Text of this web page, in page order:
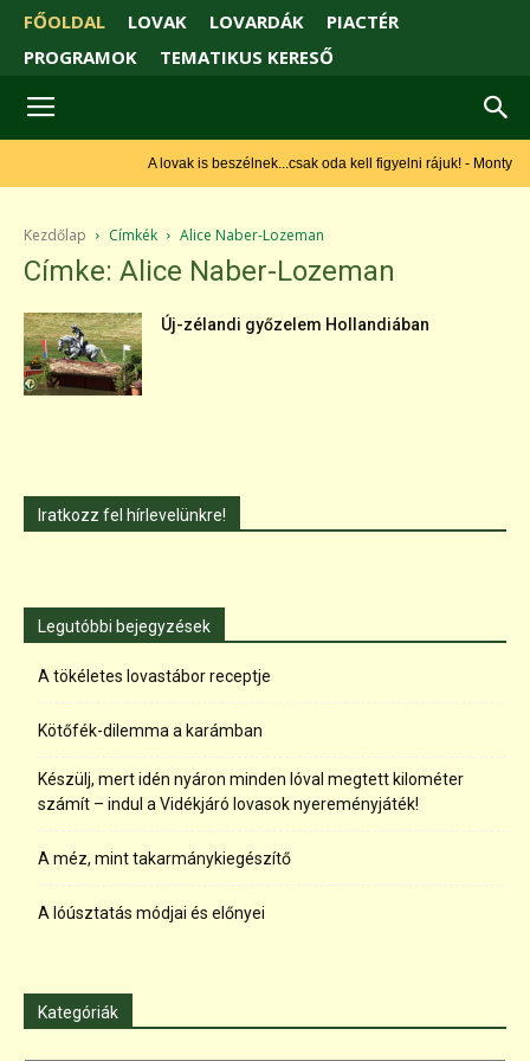
FŐOLDAL LOVAK LOVARDÁK
PIACTÉR
PROGRAMOK
TEMATIKUS KERESŐ
A lovak is beszélnek...csak oda kell figyelni rájuk! - Monty
Kezdőlap Címkék Alice Naber-Lozeman
Címke: Alice Naber-Lozeman
Új-zélandi győzelem Hollandiában
Iratkozz fel hírlevelünkre!
Legutóbbi bejegyzések
A tökéletes lovastábor receptje
Kötőfék-dilemma a karámban
Készülj, mert idén nyáron minden lóval megtett kilométer
számít – indul a Vidékjáró lovasok nyereményjáték!
A méz, mint takarmánykiegészítő
A lóúsztatás módjai és előnyei
Kategóriák